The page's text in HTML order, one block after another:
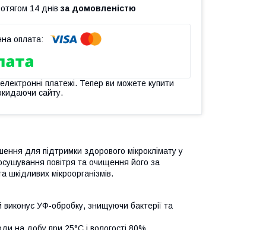
14 днів за домовленістю
платежі. Тепер ви можете купити
сайту.
для підтримки здорового мікроклімату у
повітря та очищення його за
мікроорганізмів.
виконує УФ-обробку, знищуючи бактерії та
на добу при 25°C і вологості 80%,